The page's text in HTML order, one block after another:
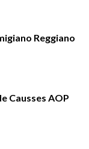
Reggiano
Causses AOP